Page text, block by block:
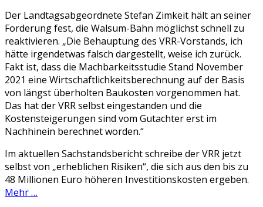
Der Landtagsabgeordnete Stefan Zimkeit hält an seiner
Forderung fest, die Walsum-Bahn möglichst schnell zu
reaktivieren. „Die Behauptung des VRR-Vorstands, ich
hätte irgendetwas falsch dargestellt, weise ich zurück.
Fakt ist, dass die Machbarkeitsstudie Stand November
2021 eine Wirtschaftlichkeitsberechnung auf der Basis
von längst überholten Baukosten vorgenommen hat.
Das hat der VRR selbst eingestanden und die
Kostensteigerungen sind vom Gutachter erst im
Nachhinein berechnet worden.“
Im aktuellen Sachstandsbericht schreibe der VRR jetzt
selbst von „erheblichen Risiken“, die sich aus den bis zu
48 Millionen Euro höheren Investitionskosten ergeben.
Mehr …